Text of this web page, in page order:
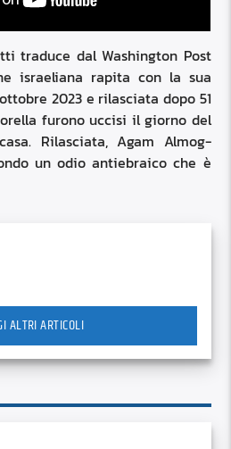
traduce dal Washington Post
israeliana rapita con la sua
2023 e rilasciata dopo 51
furono uccisi il giorno del
Rilasciata, Agam Almog-
un odio antiebraico che è
ALTRI ARTICOLI